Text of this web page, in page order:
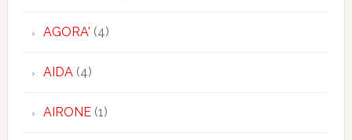
AGORA' (4)
AIDA(4)
AIRONE(1)